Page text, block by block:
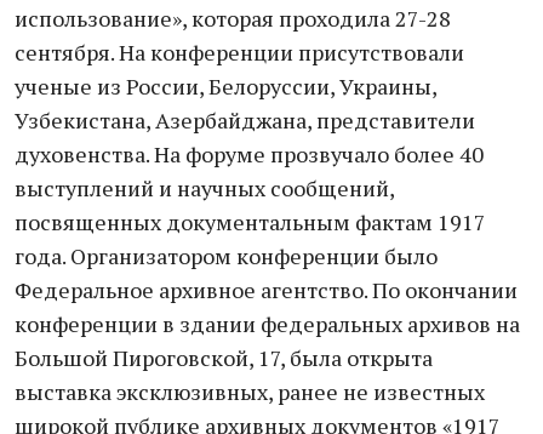
использование», которая проходила 27-28
сентября. На конференции присутствовали
ученые из России, Белоруссии, Украины,
Узбекистана, Азербайджана, представители
духовенства. На форуме прозвучало более 40
выступлений и научных сообщений,
посвященных документальным фактам 1917
года. Организатором конференции было
Федеральное архивное агентство. По окончании
конференции в здании федеральных архивов на
Большой Пироговской, 17, была открыта
выставка эксклюзивных, ранее не известных
широкой публике архивных документов «1917